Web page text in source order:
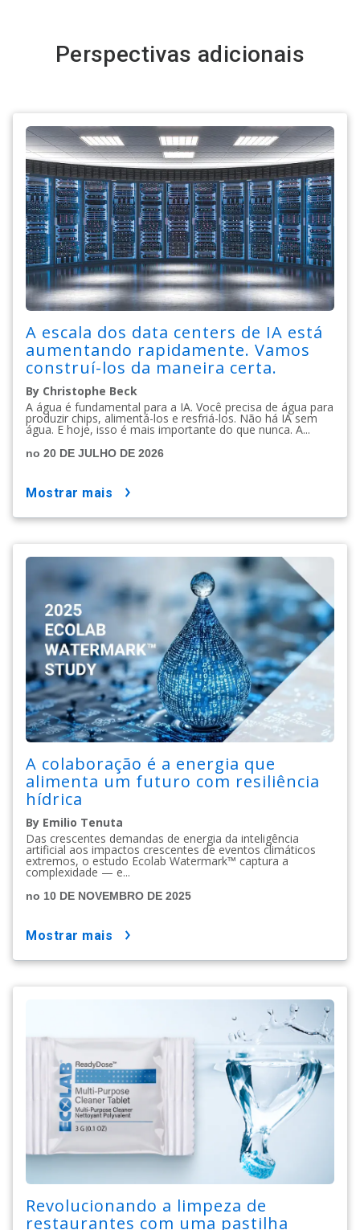
Perspectivas adicionais
A escala dos data centers de IA está
aumentando rapidamente. Vamos
construí-los da maneira certa.
By Christophe Beck
A água é fundamental para a IA. Você precisa de água para
produzir chips, alimentá-los e resfriá-los. Não há IA sem
água. E hoje, isso é mais importante do que nunca. A...
no 20 DE JULHO DE 2026
mostrar mais
A colaboração é a energia que
alimenta um futuro com resiliência
hídrica
By Emilio Tenuta
Das crescentes demandas de energia da inteligência
artificial aos impactos crescentes de eventos climáticos
extremos, o estudo Ecolab Watermark™ captura a
complexidade — e...
no 10 DE NOVEMBRO DE 2025
mostrar mais
Revolucionando a limpeza de
restaurantes com uma pastilha